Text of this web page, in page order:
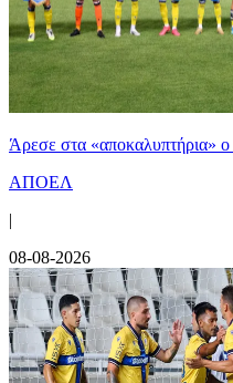
Άρεσε στα
ΑΠΟΕΛ
|
08-08-2026